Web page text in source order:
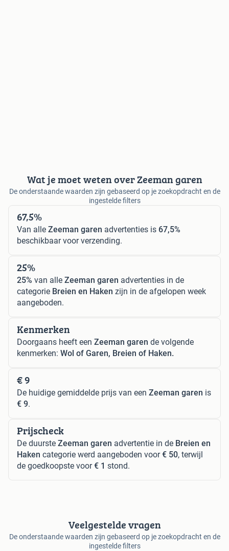
Wat je moet weten over Zeeman garen
De onderstaande waarden zijn gebaseerd op je zoekopdracht en de
ingestelde filters
67,5%
Van alle Zeeman garen advertenties is 67,5%
beschikbaar voor verzending.
25%
25% van alle Zeeman garen advertenties in de
categorie Breien en Haken zijn in de afgelopen week
aangeboden.
Kenmerken
Doorgaans heeft een Zeeman garen de volgende
kenmerken: Wol of Garen, Breien of Haken.
€ 9
De huidige gemiddelde prijs van een Zeeman garen is
€ 9.
Prijscheck
De duurste Zeeman garen advertentie in de Breien en
Haken categorie werd aangeboden voor€ 50, terwijl
de goedkoopste voor€ 1 stond.
Veelgestelde vragen
De onderstaande waarden zijn gebaseerd op je zoekopdracht en de
ingestelde filters